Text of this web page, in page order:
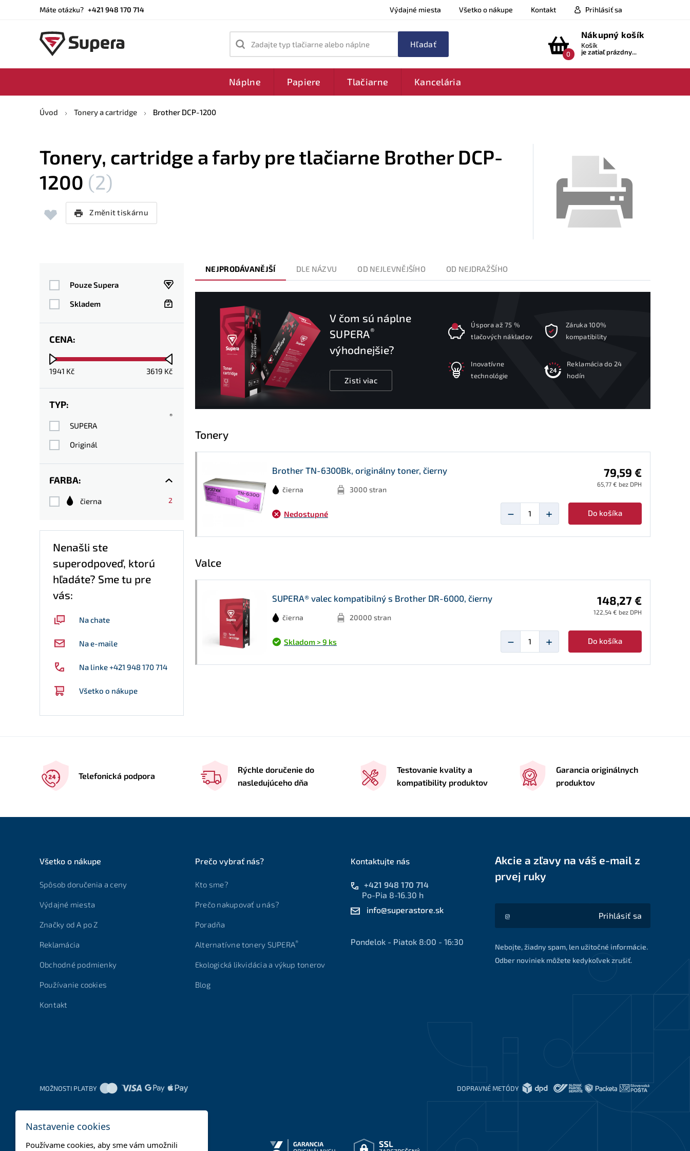
Máte otázku? +421 948 170 714 Výdajné miesta Všetko o nákupe Kontakt Prihlásiť sa
Zadajte typ tlačiarne alebo náplne
0
Nákupný košík
Košík
je zatiaľ prázdny...
Náplne Papiere Tlačiarne Kancelária
Úvod Tonery a cartridge Brother DCP-1200
Tonery, cartridge a farby pre tlačiarne Brother DCP-
1200 (2)
Změnit tiskárnu
Pouze Supera
Skladem
CENA:
1941 Kč 3619 Kč
TYP:
SUPERA
®
Originál
FARBA:
čierna 2
Nenašli ste
superodpoveď, ktorú
hľadáte? Sme tu pre
vás:
Na chate
Na e-maile
Na linke +421 948 170 714
Všetko o nákupe
NEJPRODÁVANĚJŠÍ DLE NÁZVU OD NEJLEVNĚJŠÍHO OD NEJDRAŽŠÍHO
V čom sú náplne
SUPERA®
výhodnejšie?
Zisti viac
Úspora až 75 %
tlačových nákladov
Záruka 100%
kompatibility
Inovatívne
technológie
Reklamácia do 24
hodín
Tonery
Brother TN-6300Bk, originálny toner, čierny
čierna 3000 stran
79,59 €
65,77 € bez DPH
Nedostupné − + Do košíka
Valce
SUPERA® valec kompatibilný s Brother DR-6000, čierny
čierna 20000 stran
148,27 €
122,54 € bez DPH
Skladom > 9 ks − + Do košíka
Telefonická podpora
Rýchle doručenie do
nasledujúceho dňa
Testovanie kvality a
kompatibility produktov
Garancia originálnych
produktov
Všetko o nákupe
Spôsob doručenia a ceny
Výdajné miesta
Značky od A po Z
Reklamácia
Obchodné podmienky
Používanie cookies
Kontakt
Prečo vybrať nás?
Kto sme?
Prečo nakupovať u nás?
Poradňa
Alternatívne tonery SUPERA®
Ekologická likvidácia a výkup tonerov
Blog
Kontaktujte nás
+421 948 170 714
Po-Pia 8-16.30 h
info@superastore.sk
Pondelok - Piatok 8:00 - 16:30
Akcie a zľavy na váš e-mail z
prvej ruky
Akcie a zľavy na váš e-mail z prvej ruky
Prihlásiť sa
Nebojte, žiadny spam, len užitočné informácie.
Odber noviniek môžete kedykoľvek zrušiť.
MOŽNOSTI PLATBY DOPRAVNÉ METÓDY
Nastavenie cookies
Používame cookies, aby sme vám umožnili